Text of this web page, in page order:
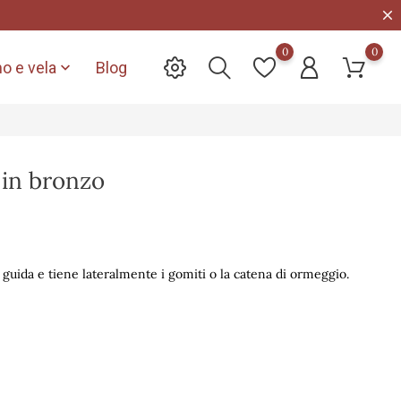
e vela  Blog
0 0
bronzo
e tiene lateralmente i gomiti o la catena di ormeggio.